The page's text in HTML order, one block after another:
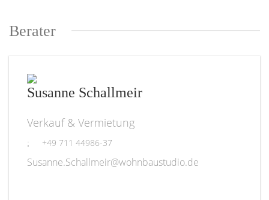
Berater
Susanne Schallmeir
Verkauf & Vermietung
+49 711 44986-37
Susanne.Schallmeir@wohnbaustudio.de